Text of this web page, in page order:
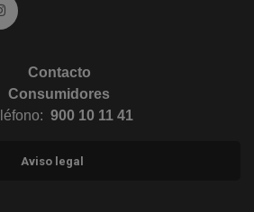
Ir a Instagram (abre en ventana nueva)
Contacto
Consumidores
900 10 11 41
Aviso legal